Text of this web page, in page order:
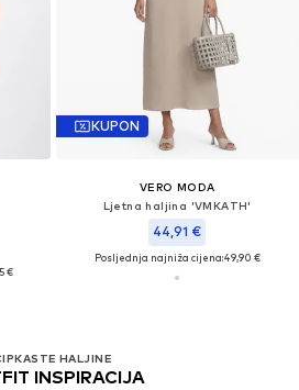
€
KUPON
VERO MODA
Ljetna haljina 'VMKATH'
44,91 €
Posljednja najniža cijena:49,90 €
HALJINE
INSPIRACIJA